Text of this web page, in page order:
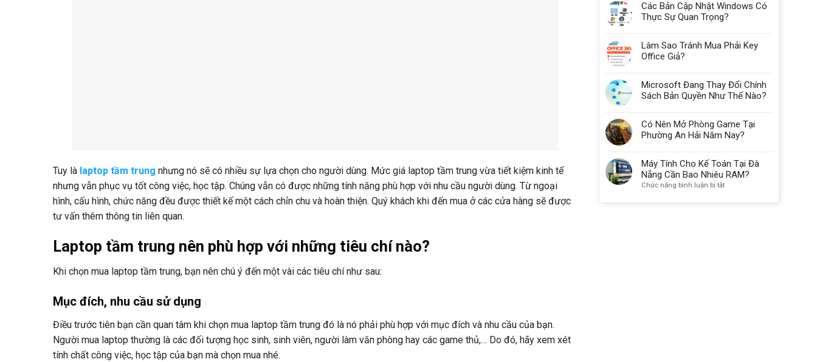
Tuy là laptop tầm trung nhưng nó sẽ có nhiều sự lựa chọn cho người dùng. Mức giá laptop tầm trung vừa tiết kiệm kinh tế
nhưng vẫn phục vụ tốt công việc, học tập. Chúng vẫn có được những tính năng phù hợp với nhu cầu người dùng. Từ ngoại
hình, cấu hình, chức năng đều được thiết kế một cách chỉn chu và hoàn thiện. Quý khách khi đến mua ở các cửa hàng sẽ được
tư vấn thêm thông tin liên quan.
Laptop tầm trung nên phù hợp với những tiêu chí nào?
Khi chọn mua laptop tầm trung, bạn nên chú ý đến một vài các tiêu chí như sau:
Mục đích, nhu cầu sử dụng
Điều trước tiên bạn cần quan tâm khi chọn mua laptop tầm trung đó là nó phải phù hợp với mục đích và nhu cầu của bạn.
Người mua laptop thường là các đối tượng học sinh, sinh viên, người làm văn phòng hay các game thủ,… Do đó, hãy xem xét
tính chất công việc, học tập của bạn mà chọn mua nhé.
Các Bản Cập Nhật Windows Có
Thực Sự Quan Trọng?
Làm Sao Tránh Mua Phải Key
Office Giả?
Microsoft Đang Thay Đổi Chính
Sách Bản Quyền Như Thế Nào?
Có Nên Mở Phòng Game Tại
Phường An Hải Năm Nay?
Máy Tính Cho Kế Toán Tại Đà
Nẵng Cần Bao Nhiêu RAM?
Chức năng bình luận bị tắtở